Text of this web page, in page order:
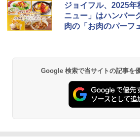
1
[山善] スチームオ
暮らし 二人暮ら
チーム調理 自動
付き ブラック
シャープ 過熱水蒸
L コンベクション
SS26B-W
￥32,800
ジョイフル、2025年
ニュー」はハンバー
肉の「お肉のパーフ
Google 検索で当サイトの記事を